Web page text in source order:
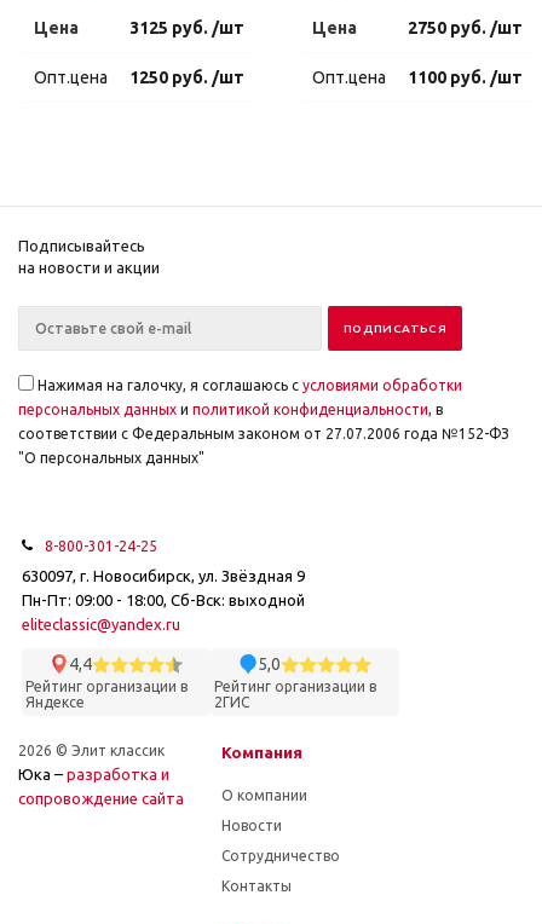
Цена 3125 руб. /шт
Опт.цена 1250 руб. /шт
Цена 2750 руб. /шт
Опт.цена 1100 руб. /шт
Подписывайтесь
на новости и акции
Нажимая на галочку, я соглашаюсь с условиями обработки
персональных данных и политикой конфиденциальности, в
соответствии с Федеральным законом от 27.07.2006 года №152-ФЗ
"О персональных данных"
8-800-301-24-25
630097, г. Новосибирск, ул. Звёздная 9
Пн-Пт: 09:00 - 18:00, Сб-Вск: выходной
eliteclassic@yandex.ru
4,4
Рейтинг организации в
Яндексе
5,0
Рейтинг организации в
2ГИС
2026 © Элит классик
Юка – разработка и
cопровождение сайта
Компания
О компании
Новости
Сотрудничество
Контакты